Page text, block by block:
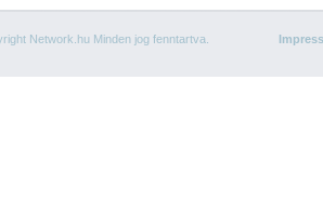
Network.hu Minden jog fenntartva.